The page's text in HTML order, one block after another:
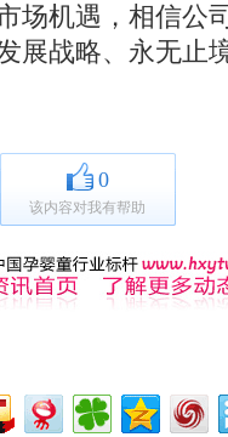
场机遇，相信公
展战略、永无止
0
该内容对我有帮助